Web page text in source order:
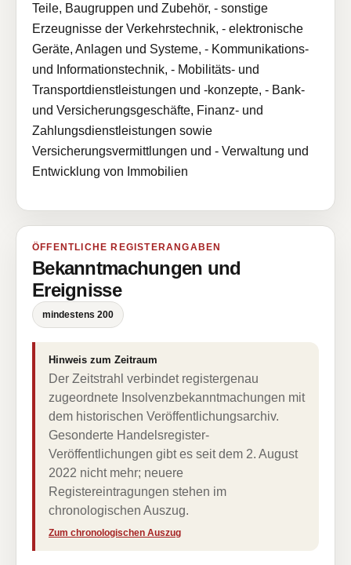
Teile, Baugruppen und Zubehör, - sonstige
Erzeugnisse der Verkehrstechnik, - elektronische
Geräte, Anlagen und Systeme, - Kommunikations-
und Informationstechnik, - Mobilitäts- und
Transportdienstleistungen und -konzepte, - Bank-
und Versicherungsgeschäfte, Finanz- und
Zahlungsdienstleistungen sowie
Versicherungsvermittlungen und - Verwaltung und
Entwicklung von Immobilien
ÖFFENTLICHE REGISTERANGABEN
Bekanntmachungen und
Ereignisse
mindestens 200
Hinweis zum Zeitraum
Der Zeitstrahl verbindet registergenau
zugeordnete Insolvenzbekanntmachungen mit
dem historischen Veröffentlichungsarchiv.
Gesonderte Handelsregister-
Veröffentlichungen gibt es seit dem 2. August
2022 nicht mehr; neuere
Registereintragungen stehen im
chronologischen Auszug.
Zum chronologischen Auszug